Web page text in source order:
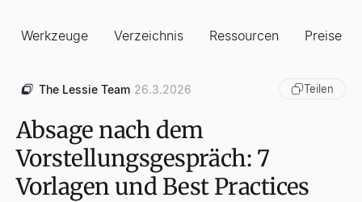
Werkzeuge Verzeichnis Ressourcen Preise
The Lessie Team 26.3.2026 Teilen
Absage nach dem
Vorstellungsgespräch: 7
Vorlagen und Best Practices